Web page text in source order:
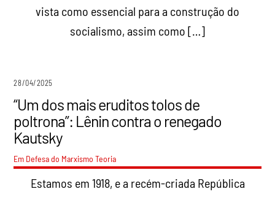
vista como essencial para a construção do
socialismo, assim como […]
28/04/2025
“Um dos mais eruditos tolos de
poltrona”: Lênin contra o renegado
Kautsky
Em Defesa do Marxismo Teoria
Estamos em 1918, e a recém-criada República